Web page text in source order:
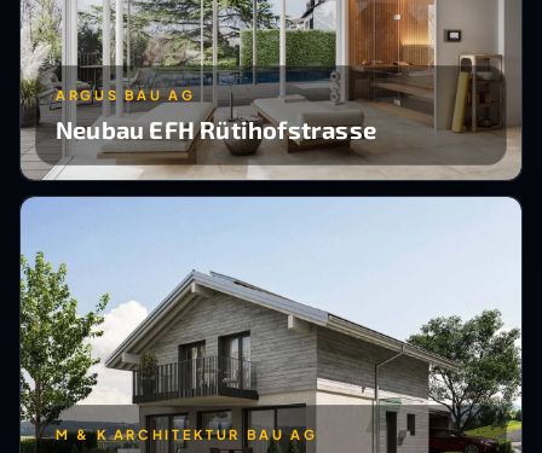
ARGUS BAU AG
Neubau EFH Rütihofstrasse
M & K ARCHITEKTUR BAU AG